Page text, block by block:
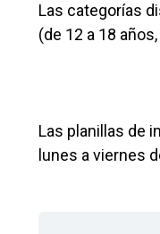
Las categorías
(de 12 a 18
Las planillas de
lunes a viernes